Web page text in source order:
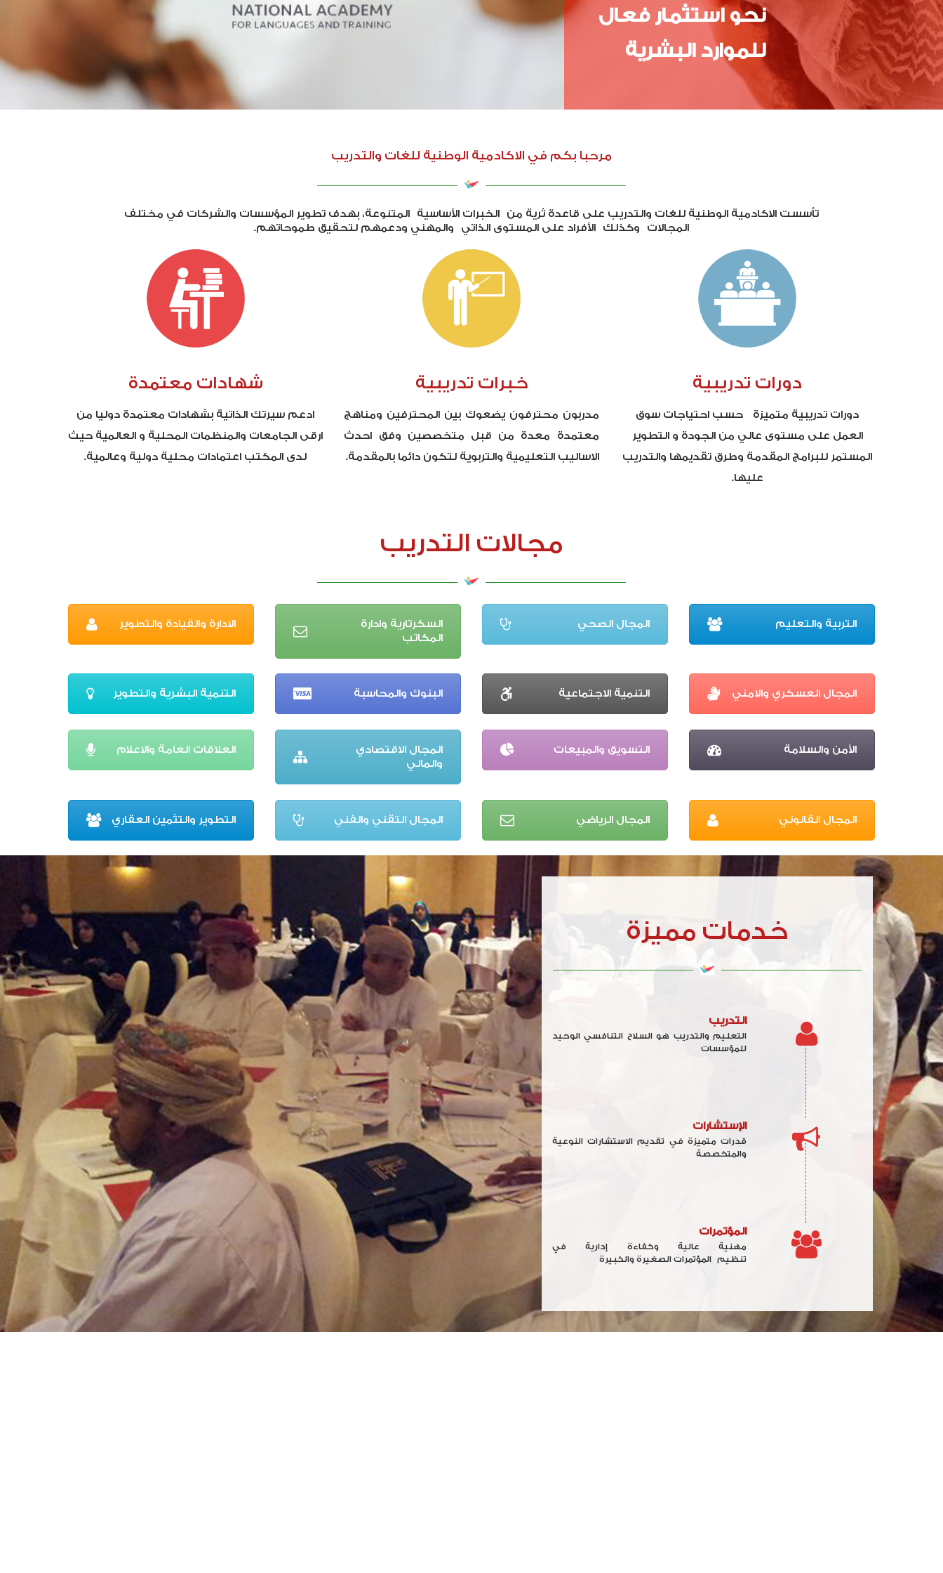
نحو استثمار فعال
للموارد البشرية
مرحبا بكم في الاكادمية الوطنية للغات والتدريب
تأسست الاكادمية الوطنية للغات والتدريب على قاعدة ثرية من الخبرات الأساسية المتنوعة، بهدف تطوير المؤسسات والشركات في مختلف
المجالات وكذلك الأفراد على المستوى الذاتي والمهني ودعمهم لتحقيق طموحاتهم.
دورات تدريبية
دورات تدريبية متميزة حسب احتياجات سوق
العمل على مستوى عالي من الجودة و التطوير
المستمر للبرامج المقدمة وطرق تقديمها والتدريب
عليها.
خبرات تدريبية
مدربون محترفون يضعوك بين المحترفين ومناهج
معتمدة معدة من قبل متخصصين وفق احدث
الاساليب التعليمية والتربوية لتكون دائما بالمقدمة.
شهادات معتمدة
ادعم سيرتك الذاتية بشهادات معتمدة دوليا من
ارقى الجامعات والمنظمات المحلية و العالمية حيث
لدى المكتب اعتمادات محلية دولية وعالمية.
مجالات التدريب
التربية والتعليم المجال الصحي
السكرتارية وادارة
المكاتب
الادارة والقيادة والتطوير
المجال العسكري والامني التنمية الاجتماعية البنوك والمحاسبة التنمية البشرية والتطوير
الأمن والسلامة التسويق والمبيعات
المجال الاقتصادي
والمالي
العلاقات العامة والاعلام
المجال القانوني المجال الرياضي المجال التقني والفني التطوير والتثمين العقاري
خدمات مميزة
التدريب
التعليم والتدريب هو السلاح التنافسي الوحيد
للمؤسسات
الإستشارات
قدرات متميزة في تقديم الاستشارات النوعية
والمتخصصة
المؤتمرات
مهنية عالية وكفاءة إدارية في
تنظيم المؤتمرات الصغيرة والكبيرة